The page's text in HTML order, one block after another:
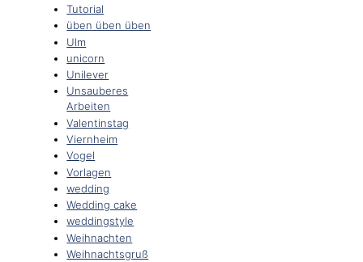
Tutorial
üben üben üben
Ulm
unicorn
Unilever
Unsauberes
Arbeiten
Valentinstag
Viernheim
Vogel
Vorlagen
wedding
Wedding cake
weddingstyle
Weihnachten
Weihnachtsgruß